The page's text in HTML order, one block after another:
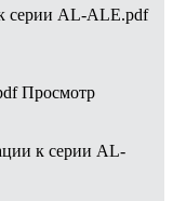
серии AL-ALE.pdf
Просмотр
к серии AL-